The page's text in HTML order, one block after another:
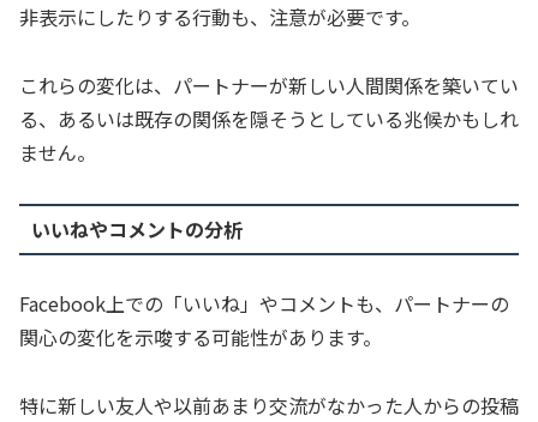
非表示にしたりする行動も、注意が必要です。
これらの変化は、パートナーが新しい人間関係を築いてい
る、あるいは既存の関係を隠そうとしている兆候かもしれ
ません。
いいねやコメントの分析
Facebook上での「いいね」やコメントも、パートナーの
関心の変化を示唆する可能性があります。
特に新しい友人や以前あまり交流がなかった人からの投稿